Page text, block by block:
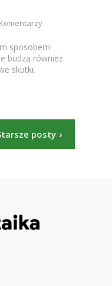
sposobem
budzą również
skutki.
posty